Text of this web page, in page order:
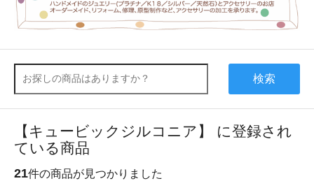
検索
【キュービックジルコニア】 に登録され
ている商品
21件の商品が見つかりました